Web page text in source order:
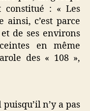
constitué : « Les
ainsi, c’est parce
de ses environs
en même
des « 108 »,
n’y a pas